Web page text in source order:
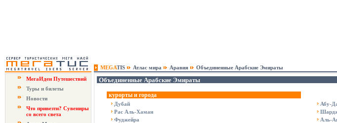
MEGATIS Атлас мира Аравия
Объединенные Арабские Эмираты
МегаИдеи Путешествий
Туры и билеты
Новости
Что привезти? Сувениры
со всего света
Объединенные Арабские Эмираты
курорты и города
Дубай
Абу-
Рас Аль-Хаман
Фуджейра
Аль-